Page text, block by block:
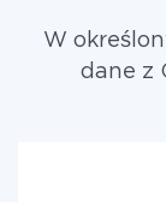
W
dane z